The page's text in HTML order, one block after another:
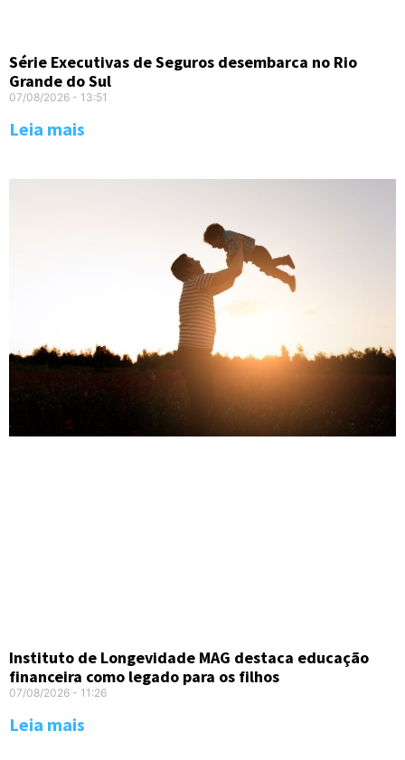
Série Executivas de Seguros desembarca no Rio
Grande do Sul
07/08/2026 13:51
Leia mais
Instituto de Longevidade MAG destaca educação
financeira como legado para os filhos
07/08/2026 11:26
Leia mais